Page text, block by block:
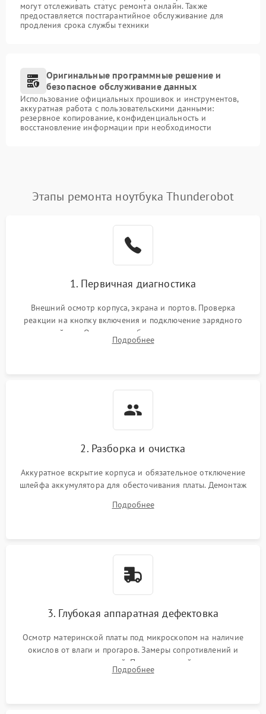
могут отслеживать статус ремонта онлайн. Также
предоставляется постгарантийное обслуживание для
продления срока службы техники
Оригинальные программные решение и
безопасное обслуживание данных
Использование официальных прошивок и инструментов,
аккуратная работа с пользовательскими данными:
резервное копирование, конфиденциальность и
восстановление информации при необходимости
Этапы ремонта ноутбука Thunderobot
1. Первичная диагностика
Внешний осмотр корпуса, экрана и портов. Проверка
реакции на кнопку включения и подключение зарядного
устройства. Оценка потребления тока с помощью
лабораторного блока питания для локализации проблемы.
Подробнее
2. Разборка и очистка
Аккуратное вскрытие корпуса и обязательное отключение
шлейфа аккумулятора для обесточивания платы. Демонтаж
высохшей термопасты с кристаллов чипов.
Подробнее
3. Глубокая аппаратная дефектовка
Осмотр материнской платы под микроскопом на наличие
окислов от влаги и прогаров. Замеры сопротивлений и
дежурных напряжений. Проверка цепей питания,
мультиконтроллера, процессора и видеочипа.
Подробнее